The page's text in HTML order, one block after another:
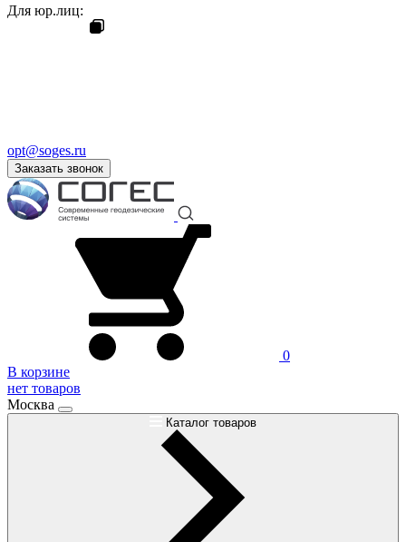
Для юр.лиц:
opt@soges.ru
Заказать звонок
0
В корзине
нет товаров
Москва
Каталог товаров